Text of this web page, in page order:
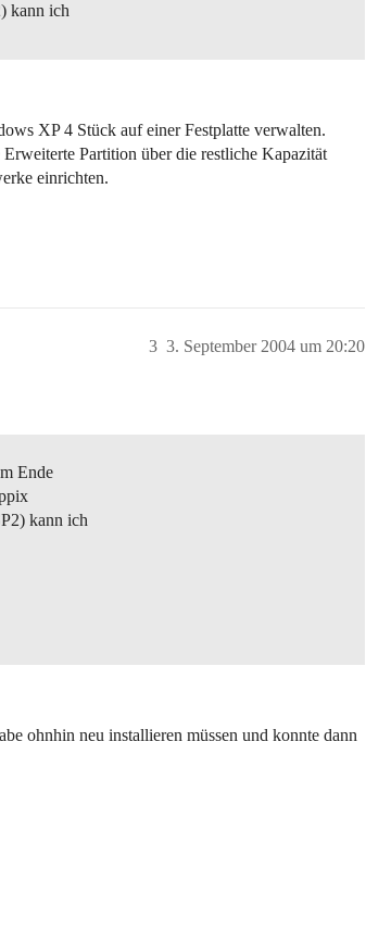
kann ich
XP 4 Stück auf einer Festplatte verwalten.
Partition über die restliche Kapazität
einrichten.
3. September 2004 um 20:20
3
Ende
kann ich
ohnhin neu installieren müssen und konnte dann